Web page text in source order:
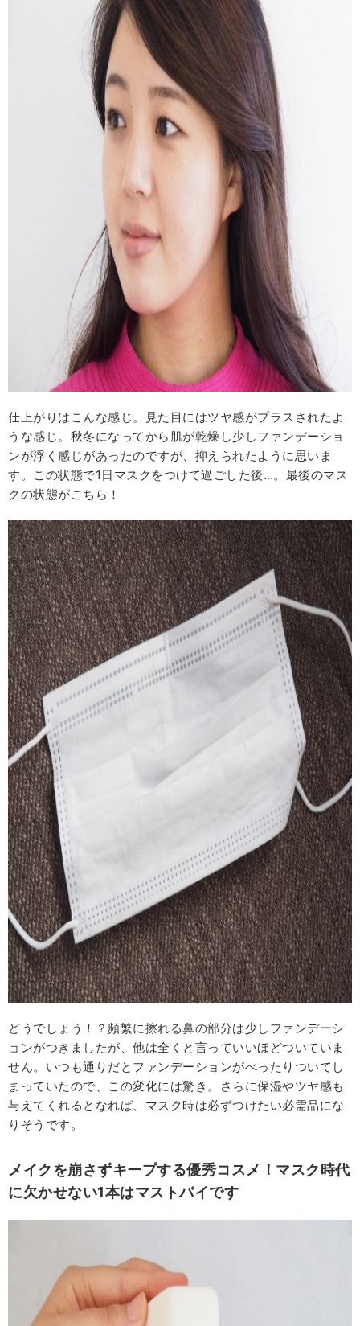
仕上がりはこんな感じ。見た目にはツヤ感がプラスされたよ
うな感じ。秋冬になってから肌が乾燥し少しファンデーショ
ンが浮く感じがあったのですが、抑えられたように思いま
す。この状態で1日マスクをつけて過ごした後…。最後のマス
クの状態がこちら！
どうでしょう！？頻繁に擦れる鼻の部分は少しファンデーシ
ョンがつきましたが、他は全くと言っていいほどついていま
せん。いつも通りだとファンデーションがべったりついてし
まっていたので、この変化には驚き。さらに保湿やツヤ感も
与えてくれるとなれば、マスク時は必ずつけたい必需品にな
りそうです。
メイクを崩さずキープする優秀コスメ！マスク時代
に欠かせない1本はマストバイです